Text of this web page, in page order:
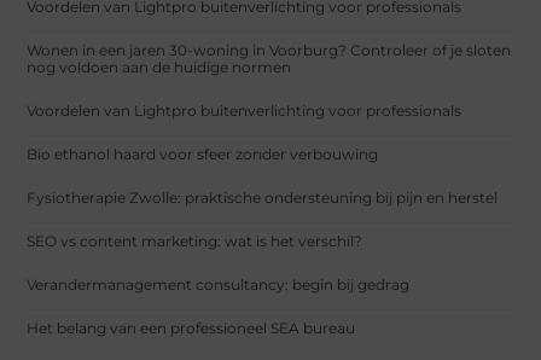
Voordelen van Lightpro buitenverlichting voor professionals
Wonen in een jaren 30-woning in Voorburg? Controleer of je sloten
nog voldoen aan de huidige normen
Voordelen van Lightpro buitenverlichting voor professionals
Bio ethanol haard voor sfeer zonder verbouwing
Fysiotherapie Zwolle: praktische ondersteuning bij pijn en herstel
SEO vs content marketing: wat is het verschil?
Verandermanagement consultancy: begin bij gedrag
Het belang van een professioneel SEA bureau